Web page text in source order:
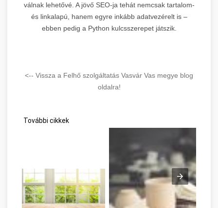
válnak lehetővé. A jövő SEO-ja tehát nemcsak tartalom-
és linkalapú, hanem egyre inkább adatvezérelt is –
ebben pedig a Python kulcsszerepet játszik.
<-- Vissza a Felhő szolgáltatás Vasvár Vas megye blog
oldalra!
További cikkek